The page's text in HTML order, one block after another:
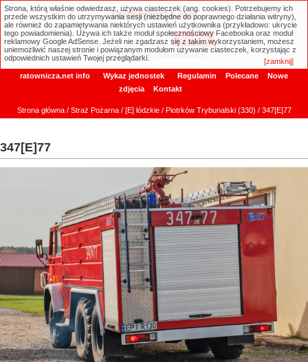
ratownicza.net
Wyszukiwanie zaawansowane
ratownicza.net info Wykaz jednostek Regulamin Polecane
Nowe
zdjęcia
Kontakt
Strona główna/ Straż Pożarna/ [E] łódzkie/ Piotrków Trybunalski (330) / 347[E]77
347[E]77
Strona, którą właśnie odwiedzasz, używa ciasteczek (ang. cookies). Potrzebujemy ich
przede wszystkim do utrzymywania sesji (niezbędne do poprawnego działania witryny),
ale również do zapamiętywania niektórych ustawień użytkownika (przykładowo: ukrycie
tego powiadomienia). Używa ich także moduł społecznościowy Facebooka oraz moduł
reklamowy Google AdSense. Jeżeli nie zgadzasz się z takim wykorzystaniem, możesz
uniemożliwić naszej stronie i powiązanym modułom używanie ciasteczek, korzystając z
odpowiednich ustawień Twojej przeglądarki.
[zamknij]